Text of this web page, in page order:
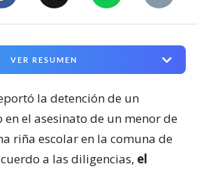
VER RESUMEN
la detención de un
el asesinato de un menor de
riña escolar en la comuna de
a las diligencias, el